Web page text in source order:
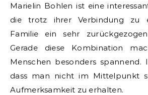
Marielin Bohlen ist eine
die trotz ihrer Verbindung zu
Familie ein sehr
Gerade diese Kombination
Menschen besonders spannend.
dass man nicht im Mittelpunkt
Aufmerksamkeit zu erhalten.